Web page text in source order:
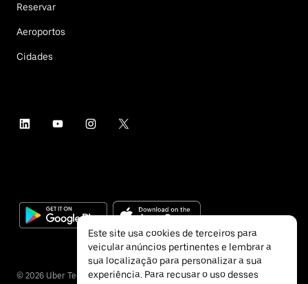
Reservar
Aeroportos
Cidades
© 2026 Uber Technologies Inc.
Este site usa cookies de terceiros para
veicular anúncios pertinentes e lembrar a
sua localização para personalizar a sua
experiência. Para recusar o uso desses